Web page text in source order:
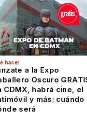
hacer
a la Expo
Oscuro
CDMX, habrá cine, el
y más; cuándo
será